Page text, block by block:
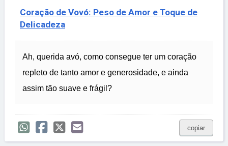
Coração de Vovó: Peso de Amor e Toque de
Delicadeza
Ah, querida avó, como consegue ter um coração
repleto de tanto amor e generosidade, e ainda
assim tão suave e frágil?
copiar